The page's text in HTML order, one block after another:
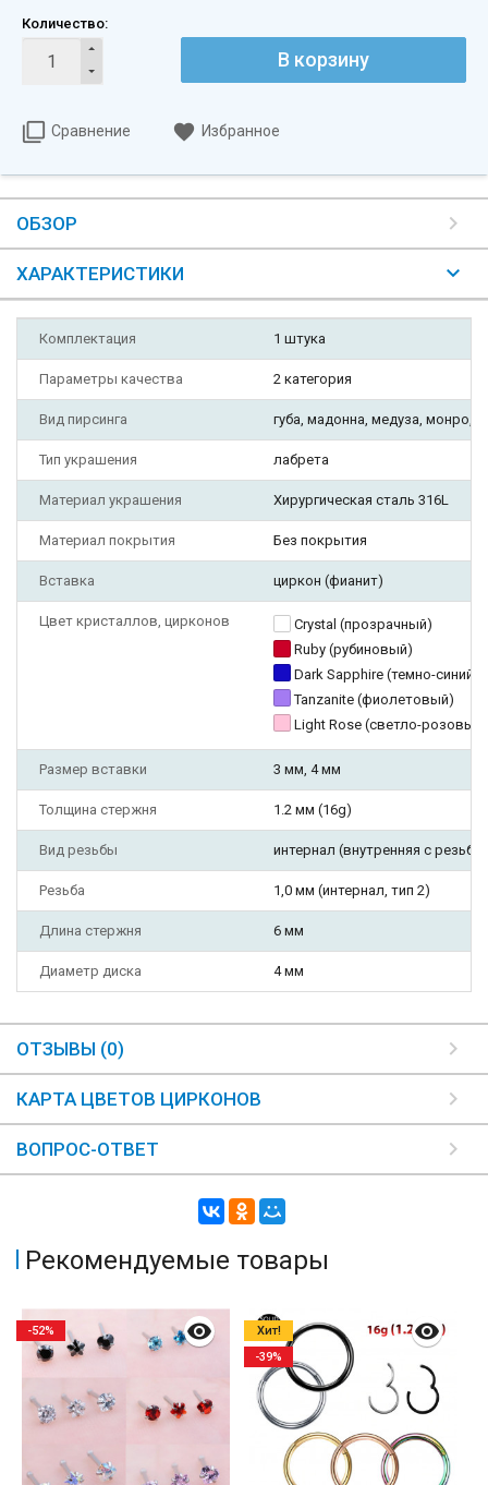
Количество:
В корзину
Сравнение Избранное
ОБЗОР
ХАРАКТЕРИСТИКИ
Комплектация 1 штука
Параметры качества 2 категория
Вид пирсинга губа, мадонна, медуза, монро,
Тип украшения лабрета
Материал украшения Хирургическая сталь 316L
Материал покрытия Без покрытия
Вставка циркон (фианит)
Цвет кристаллов, цирконов
Crystal (прозрачный)
Ruby (рубиновый)
Dark Sapphire (темно-синий)
Tanzanite (фиолетовый)
Light Rose (светло-розовый)
Размер вставки 3 мм, 4 мм
Толщина стержня 1.2 мм (16g)
Вид резьбы интернал (внутренняя с
Резьба 1,0 мм (интернал, тип 2)
Длина стержня 6 мм
Диаметр диска 4 мм
ОТЗЫВЫ (0)
КАРТА ЦВЕТОВ ЦИРКОНОВ
ВОПРОС-ОТВЕТ
Рекомендуемые товары
-52%
Хит!
-39%